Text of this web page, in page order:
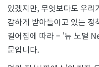
있겠지만, 무엇보다도 우
감하게 받아들이고 있는 정
길어짐에 따라 – ‘뉴 노멀
문입니다.